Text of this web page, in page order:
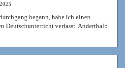
begann, habe ich einen
Deutschunterricht verfasst. Anderthalb